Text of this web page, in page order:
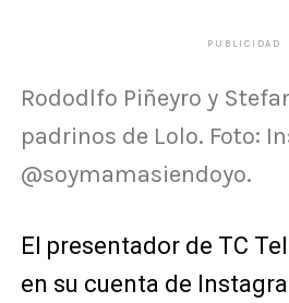
PUBLICIDAD
Rododlfo Piñeyro y
padrinos de Lolo. Foto:
@soymamasiendoyo.
El presentador de TC
en su cuenta de